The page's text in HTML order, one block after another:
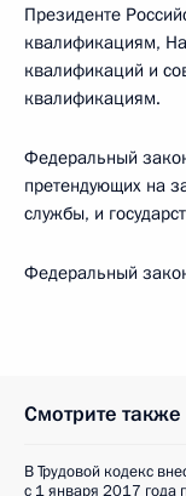
Президенте
квалификациям,
квалификаций и
квалификациям.
Федеральный
претендующих на
службы, и
Федеральный
Смотрите также
В Трудовой кодекс
с 1 января 2017 года